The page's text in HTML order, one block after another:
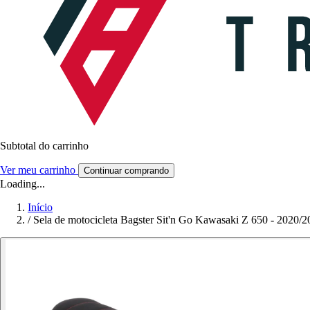
Subtotal do carrinho
Ver meu carrinho Continuar comprando
Loading...
Início
/ Sela de motocicleta Bagster Sit'n Go Kawasaki Z 650 - 2020/